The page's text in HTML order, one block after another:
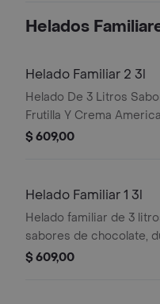
Helados
Helado Familiar 2 3l
Helado De 3 Litros
Frutilla Y Crema
$ 609,00
Helado Familiar 1 3l
Helado familiar de 3
sabores de chocolate,
y crema americana.
$ 609,00